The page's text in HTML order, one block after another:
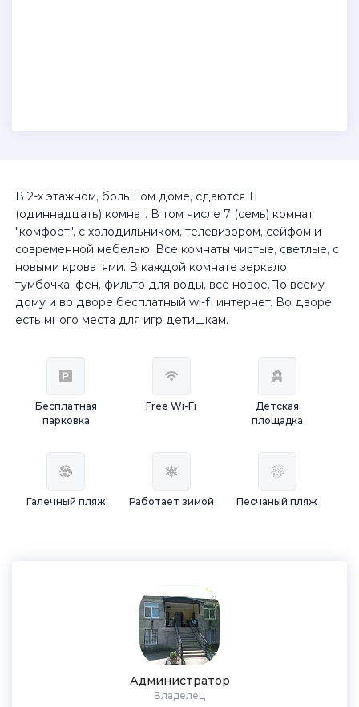
В 2-х этажном, большом доме, сдаются 11
(одиннадцать) комнат. В том числе 7 (семь) комнат
"комфорт", с холодильником, телевизором, сейфом и
современной мебелью. Все комнаты чистые, светлые, с
новыми кроватями. В каждой комнате зеркало,
тумбочка, фен, фильтр для воды, все новое.По всему
дому и во дворе бесплатный wi-fi интернет. Во дворе
есть много места для игр детишкам.
Бесплатная
парковка
Free Wi-Fi
Детская
площадка
Галечный пляж Работает зимой Песчаный пляж
Администратор
Владелец